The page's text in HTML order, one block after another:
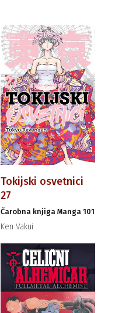
Tokijski osvetnici
27
Čarobna knjiga Manga 101
Ken Vakui